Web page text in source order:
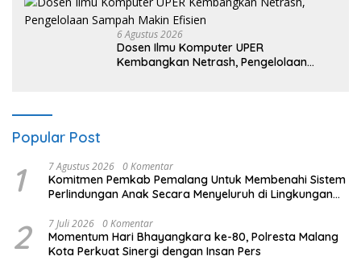
6 Agustus 2026
Dosen Ilmu Komputer UPER
Kembangkan Netrash, Pengelolaan
Popular Post
1 7 Agustus 2026 0 Komentar
Komitmen Pemkab Pemalang Untuk Membenahi Sistem
Perlindungan Anak Secara Menyeluruh di Lingkungan
2 7 Juli 2026 0 Komentar
Momentum Hari Bhayangkara ke-80, Polresta Malang
Kota Perkuat Sinergi dengan Insan Pers